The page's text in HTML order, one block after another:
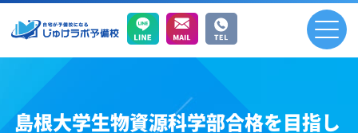
島根大学生物資源科学部合格を目指し